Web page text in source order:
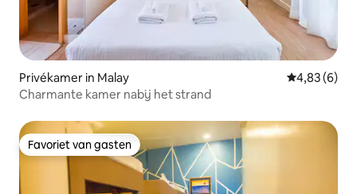
Privékamer in Malay Gemiddelde
4,83 (6)
Charmante kamer nabij het strand
Favoriet van gasten
Favoriet van gasten